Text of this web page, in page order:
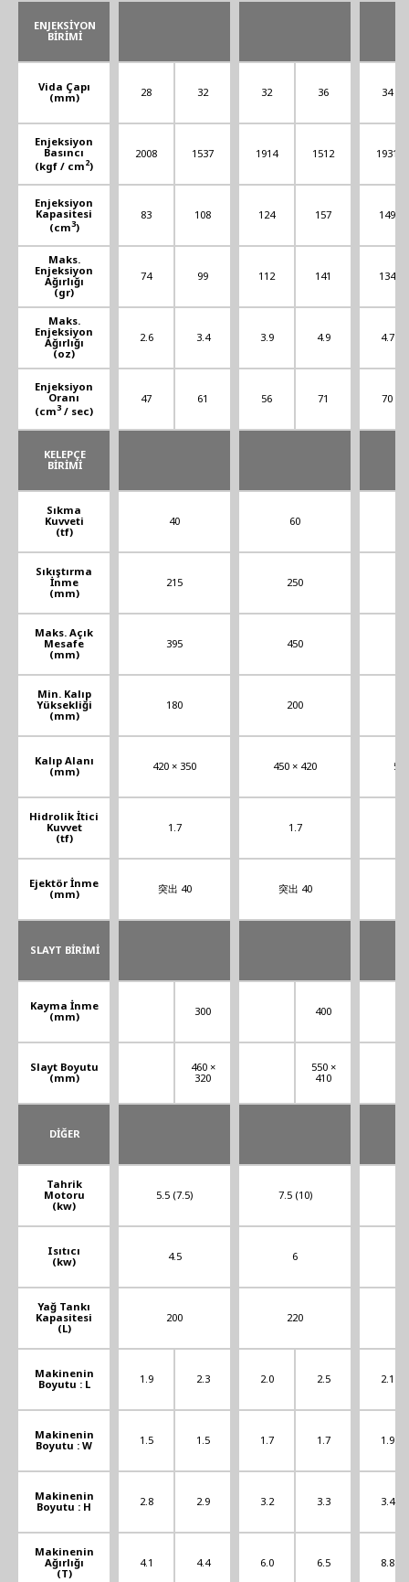
ENJEKSİYON
BİRİMİ
Vida Çapı
(mm)
Enjeksiyon
Basıncı
(kgf / cm2)
Enjeksiyon
Kapasitesi
(cm3)
Maks.
Enjeksiyon
Ağırlığı
(gr)
Maks.
Enjeksiyon
Ağırlığı
(oz)
Enjeksiyon
Oranı
(cm3 / sec)
KELEPÇE
BİRİMİ
Sıkma
Kuvveti
(tf)
Sıkıştırma
İnme
(mm)
Maks. Açık
Mesafe
(mm)
Min. Kalıp
Yüksekliği
(mm)
Kalıp Alanı
(mm)
Hidrolik İtici
Kuvvet
(tf)
Ejektör İnme
(mm)
SLAYT BİRİMİ
Kayma İnme
(mm)
Slayt Boyutu
(mm)
DİĞER
Tahrik
Motoru
(kw)
Isıtıcı
(kw)
Yağ Tankı
Kapasitesi
(L)
Makinenin
Boyutu : L
Makinenin
Boyutu : W
Makinenin
Boyutu : H
Makinenin
Ağırlığı
(T)
28 32
2008 1537
83 108
74 99
2.6 3.4
47 61
40
215
395
180
420 × 350
1.7
突出 40
300
460 ×
320
5.5 (7.5)
4.5
200
1.9 2.3
1.5 1.5
2.8 2.9
4.1 4.4
32 36
1914 1512
124 157
112 141
3.9 4.9
56 71
60
250
450
200
450 × 420
1.7
突出 40
400
550 ×
410
7.5 (10)
6
220
2.0 2.5
1.7 1.7
3.2 3.3
6.0 6.5
34
1931
149
134
4.7
70
2.1
1.9
3.4
8.8